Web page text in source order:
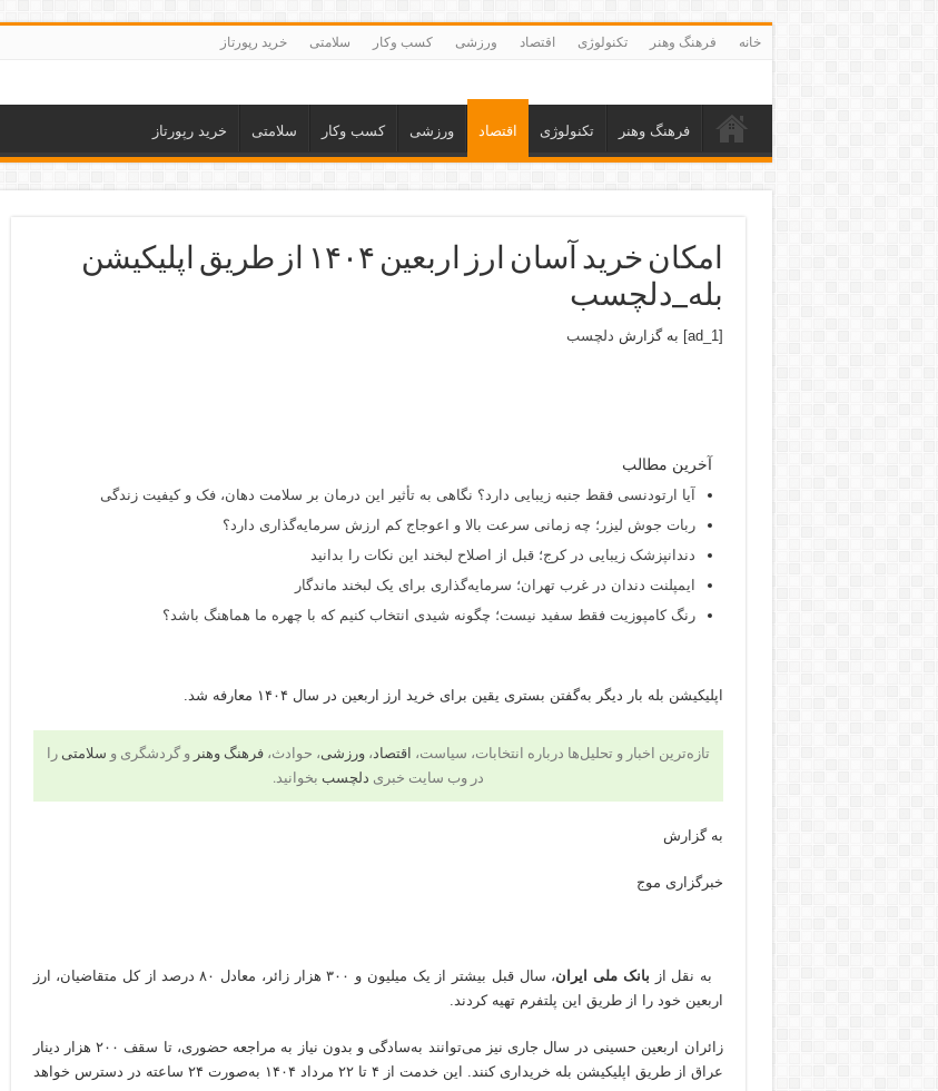
خانه فرهنگ وهنر تکنولوژی اقتصاد ورزشی کسب وکار سلامتی خرید رپورتاز
فرهنگ وهنر تکنولوژی اقتصاد ورزشی کسب وکار سلامتی خرید رپورتاز
امکان خرید آسان ارز اربعین ۱۴۰۴ از طریق اپلیکیشن
بله_دلچسب
[ad_1] به گزارش دلچسب
آخرین مطالب
آیا ارتودنسی فقط جنبه زیبایی دارد؟ نگاهی به تأثیر این درمان بر سلامت دهان، فک و کیفیت زندگی
ربات جوش لیزر؛ چه زمانی سرعت بالا و اعوجاج کم ارزش سرمایه‌گذاری دارد؟
دندانپزشک زیبایی در کرج؛ قبل از اصلاح لبخند این نکات را بدانید
ایمپلنت دندان در غرب تهران؛ سرمایه‌گذاری برای یک لبخند ماندگار
رنگ کامپوزیت فقط سفید نیست؛ چگونه شیدی انتخاب کنیم که با چهره ما هماهنگ باشد؟
اپلیکیشن بله بار دیگر به‌گفتن بستری یقین برای خرید ارز اربعین در سال ۱۴۰۴ معارفه شد.
تازه‌ترین اخبار و تحلیل‌ها درباره انتخابات، سیاست، اقتصاد،ورزشی، حوادث،فرهنگ وهنر و گردشگری و سلامتی را
در وب سایت خبری دلچسب بخوانید.
به گزارش
خبرگزاری موج
به نقل از بانک ملی ایران
، سال قبل بیشتر از یک میلیون و ۳۰۰ هزار زائر، معادل ۸۰ درصد از کل متقاضیان، ارز
اربعین خود را از طریق این پلتفرم تهیه کردند.
زائران اربعین حسینی در سال جاری نیز می‌توانند به‌سادگی و بدون نیاز به مراجعه حضوری، تا سقف ۲۰۰ هزار دینار
عراق از طریق اپلیکیشن بله خریداری کنند. این خدمت از ۴ تا ۲۲ مرداد ۱۴۰۴ به‌صورت ۲۴ ساعته در دسترس خواهد